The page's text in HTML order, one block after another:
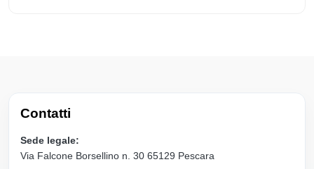
Contatti
Sede legale:
Via Falcone Borsellino n. 30 65129 Pescara